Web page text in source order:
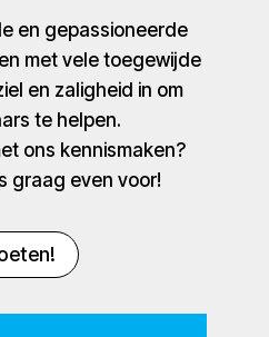
en gepassioneerde
met vele toegewijde
en zaligheid in om
te helpen.
ons kennismaken?
graag even voor!